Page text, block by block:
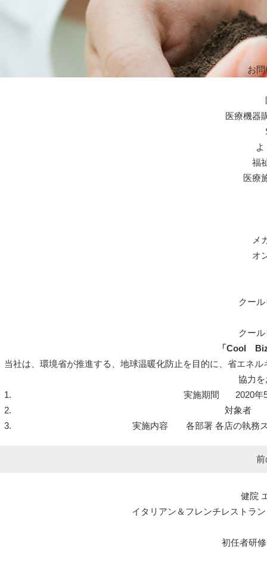
お
医療機器
福
医療
メ
オ
クー
クー
「Cool
当社は、環境省が推進する、地球温暖化防止を目的に、省エネ
協力
実施期間 2020年5
対象者
実施内容 各部署 各店の執務ス
前
健院
イタリアン＆フレンチレストラ
初任者研修